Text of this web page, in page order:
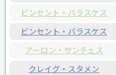
ビンセント・バラスケス
ビンセント・バラスケス
アーロン・サンチェス
クレイグ・スタメン